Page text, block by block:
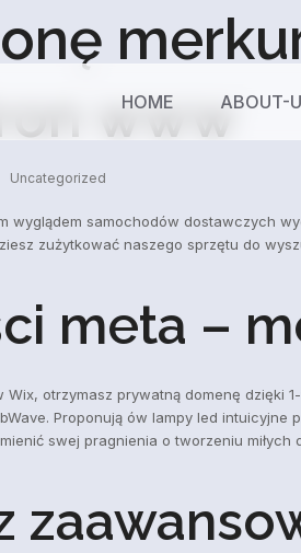
HOME ABOUT-
www
Uncategorized
wyglądem samochodów dostawczych
zużytkować naszego sprzętu do
meta –
otrzymasz prywatną domenę dzięki
Proponują ów lampy led
swej pragnienia o tworzeniu